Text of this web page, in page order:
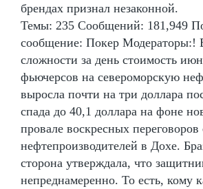
брендах признал незаконной.
Темы: 235 Сообщений: 181,949
сообщение: Покер Модераторы:!
сложности за день стоимость
фьючерсов на североморскую
выросла почти на три доллара
спада до 40,1 доллара на фоне
провале воскресных
нефтепроизводителей в Дохе.
сторона утверждала, что
непреднамеренно. То есть, кому